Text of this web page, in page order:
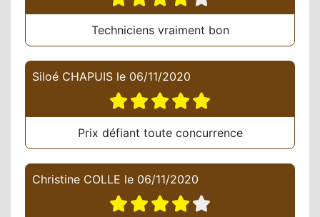
Techniciens vraiment bon
Siloé CHAPUIS le 06/11/2020
Prix défiant toute concurrence
Christine COLLE le 06/11/2020